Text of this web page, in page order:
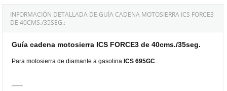
INFORMACIÓN DETALLADA DE GUÍA CADENA MOTOSIERRA ICS FORCE3
DE 40CMS./35SEG.:
Guía cadena motosierra ICS FORCE3 de 40cms./35seg.
Para motosierra de diamante a gasolinaICS 695GC